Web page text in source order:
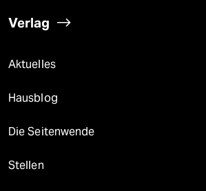
Verlag
Aktuelles
Hausblog
Die Seitenwende
Stellen